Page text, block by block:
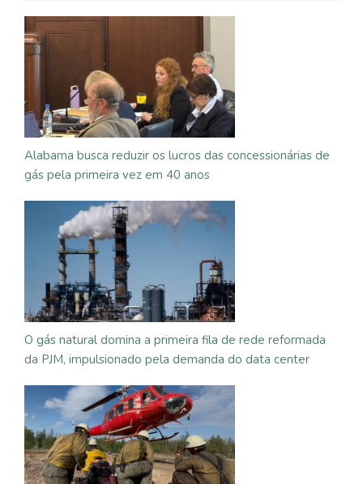
Alabama busca reduzir os lucros das concessionárias de
gás pela primeira vez em 40 anos
O gás natural domina a primeira fila de rede reformada
da PJM, impulsionado pela demanda do data center